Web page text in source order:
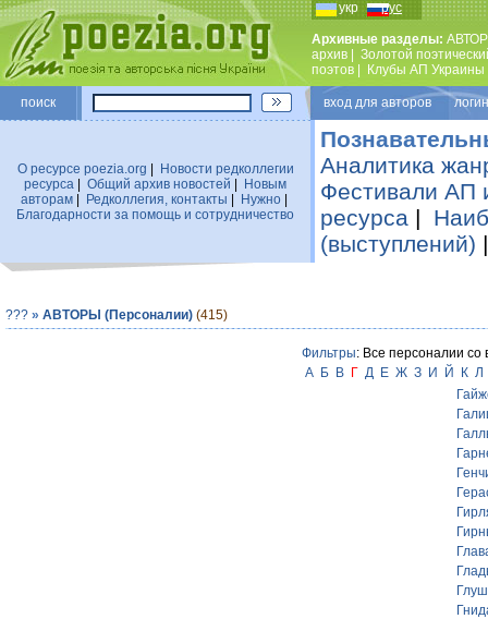
укр рус
Архивные разделы:
архив
Золотой
поэтов
Клубы АП Украины
поиск вход для авторов
О ресурсе poezia.org
Новости редколлегии
ресурса
Общий архив новостей
Новым
авторам| Редколлегия, контакты Нужно|
Благодарности за помощь и сотрудничество
Аналитика
Фестивали АП
ресурса |
(выступлений)
??? » АВТОРЫ (Персоналии) (415)
Фильтры: Все персоналии со
А
Б В Г Д Е Ж З И Й К Л